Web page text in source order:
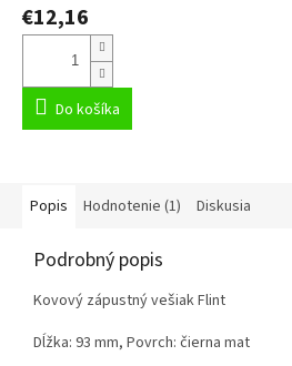
€12,16
Do košíka
Popis Hodnotenie (1) Diskusia
Podrobný popis
Kovový zápustný vešiak Flint
Dĺžka: 93 mm, Povrch: čierna mat